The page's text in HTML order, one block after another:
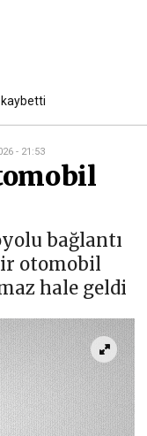
kaybetti
- 21:53
bağlantı
otomobil
hale geldi